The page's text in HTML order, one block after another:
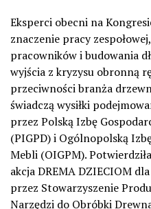
Eksperci obecni na
znaczenie pracy
pracowników i budowania
wyjścia z kryzysu obronną
przeciwności branża
świadczą wysiłki
przez Polską Izbę
(PIGPD) i Ogólnopolską
Mebli (OIGPM).
akcja DREMA DZIECIOM
przez Stowarzyszenie
Narzędzi do Obróbki